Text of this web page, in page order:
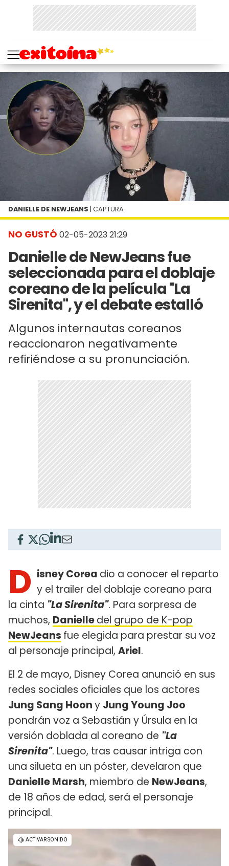
NO GUSTÓ 02-05-2023 21:29
Danielle de NewJeans fue
seleccionada para el doblaje
coreano de la película "La
Sirenita", y el debate estalló
Algunos internautas coreanos
reaccionaron negativamente
refiriéndose a su pronunciación.
DANIELLE DE NEWJEANS | CAPTURA
D isney Corea dio a conocer el reparto
y el trailer del doblaje coreano para
la cinta "La Sirenita". Para sorpresa de
muchos, Danielledel grupo de K-pop
NewJeans fue elegida para prestar su voz
al personaje principal, Ariel.
El 2 de mayo, Disney Corea anunció en sus
redes sociales oficiales que los actores
Jung Sang Hoony Jung Young Joo
pondrán voz a Sebastián y Úrsula en la
versión doblada al coreano de "La
Sirenita". Luego, tras causar intriga con
una silueta en un póster, develaron que
Danielle Marsh, miembro de NewJeans,
de 18 años de edad, será el personaje
principal.